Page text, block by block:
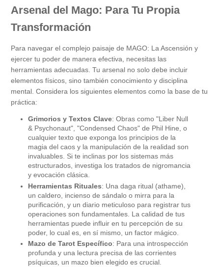
Arsenal del Mago: Para Tu Propia
Transformación
Para navegar el complejo paisaje de MAGO: La Ascensión y
ejercer tu poder de manera efectiva, necesitas las
herramientas adecuadas. Tu arsenal no solo debe incluir
elementos físicos, sino también conocimiento y disciplina
mental. Considera los siguientes elementos como la base de tu
práctica:
Grimorios y Textos Clave: Obras como "Liber Null
& Psychonaut", "Condensed Chaos" de Phil Hine, o
cualquier texto que exponga los principios de la
magia del caos y la manipulación de la realidad son
invaluables. Si te inclinas por los sistemas más
estructurados, investiga los tratados de nigromancia
y evocación clásica.
Herramientas Rituales: Una daga ritual (athame),
un caldero, incienso de sándalo o mirra para la
purificación, y un diario meticuloso para registrar tus
operaciones son fundamentales. La calidad de tus
herramientas puede influir en tu percepción de su
poder, lo cual es, en sí mismo, un factor mágico.
Mazo de Tarot Específico: Para una introspección
profunda y una lectura precisa de las corrientes
psíquicas, un mazo bien elegido es crucial.